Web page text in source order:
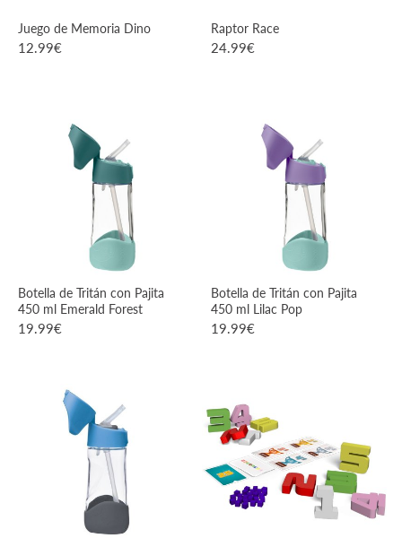
Juego de Memoria Dino
12.99€
VER PRODUCTO
Raptor Race
24.99€
VER PRODUCTO
Botella de Tritán con Pajita
450 ml Emerald Forest
19.99€
VER PRODUCTO
Botella de Tritán con Pajita
450 ml Lilac Pop
19.99€